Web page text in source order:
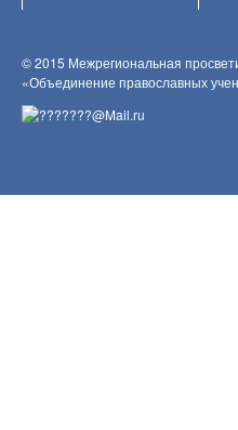
© 2015 Межрегиональная
«Объединение православных